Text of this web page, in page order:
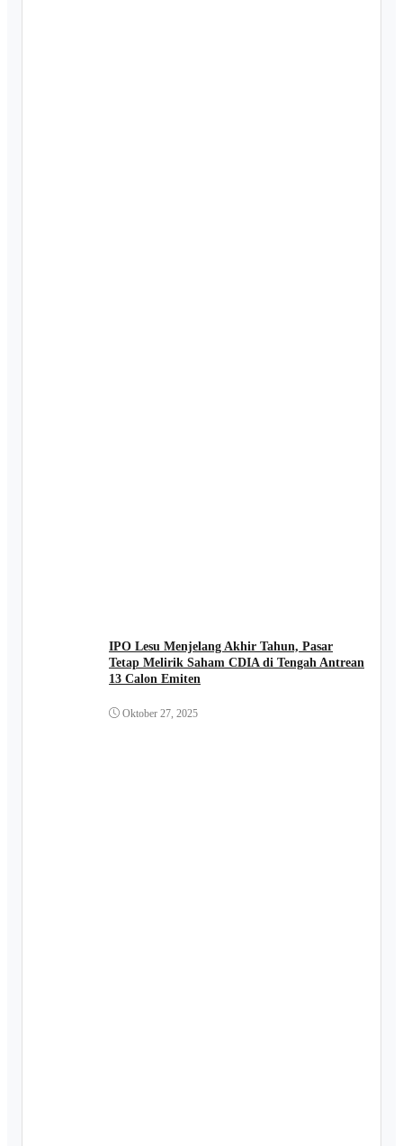
IPO Lesu Menjelang Akhir Tahun, Pasar
Tetap Melirik Saham CDIA di Tengah Antrean
13 Calon Emiten
Oktober 27, 2025